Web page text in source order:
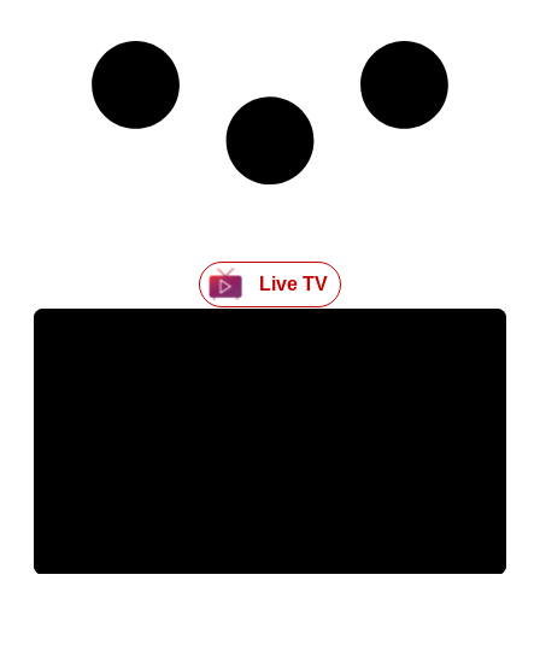
Live TV